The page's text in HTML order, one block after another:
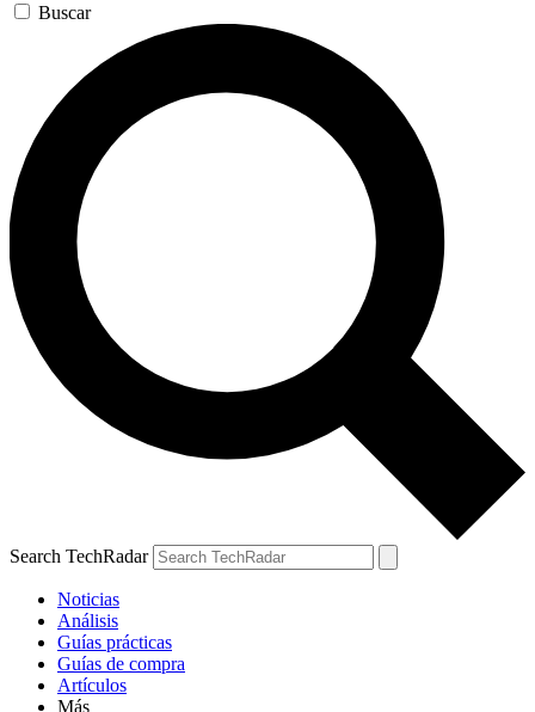
Buscar
Search TechRadar
Noticias
Análisis
Guías prácticas
Guías de compra
Artículos
Más